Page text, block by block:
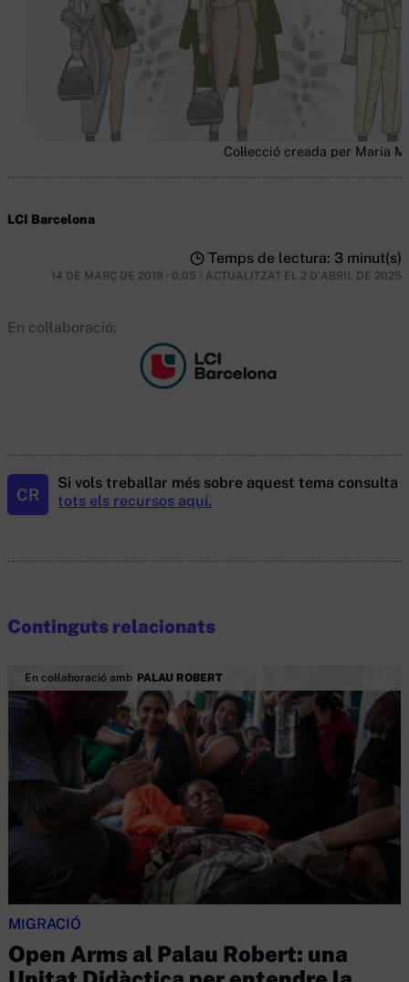
Col·lecció creada per Maria
LCI Barcelona
Temps de lectura: 3 minut(s)
14 DE MARÇ DE 2019 · 0:05 / ACTUALITZAT EL 2 D'ABRIL DE 2025
En col·laboració:
CR
Si vols treballar més sobre aquest tema consulta
tots els recursos aquí.
Continguts relacionats
En col·laboració amb PALAU ROBERT
MIGRACIÓ
Open Arms al Palau Robert: una